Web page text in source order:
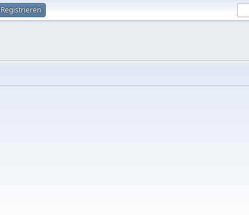
Registrieren